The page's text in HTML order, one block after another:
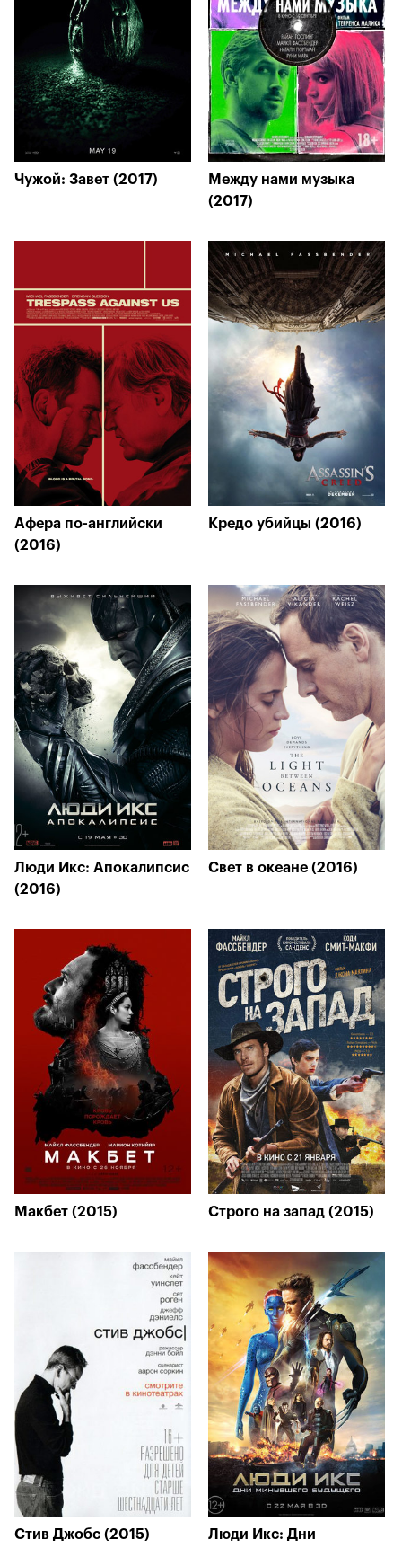
Чужой: Завет (2017)
Между нами музыка
(2017)
Афера по-английски
(2016)
Кредо убийцы (2016)
Люди Икс: Апокалипсис
(2016)
Свет в океане (2016)
Макбет (2015) Строго на запад (2015)
Стив Джобс (2015)
Люди Икс: Дни